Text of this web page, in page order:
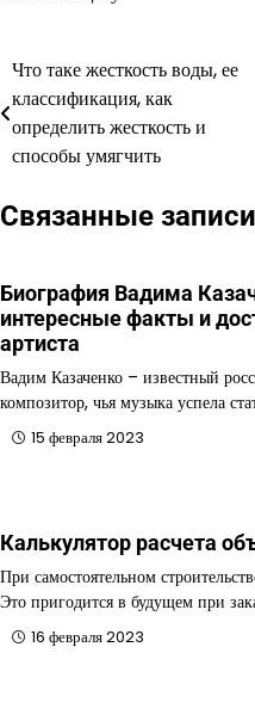
Навигация
по
записям
Что таке жесткость воды, ее
классификация, как
определить жесткость и
способы умягчить
Связанные записи
Биография Вадима
интересные факты и
артиста
Вадим Казаченко – известный
композитор, чья музыка успела
15 февраля 2023
Калькулятор расчета
При самостоятельном
Это пригодится в будущем при
16 февраля 2023